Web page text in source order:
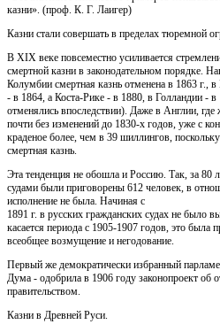
казни». (проф. К. Г. Лаигер)
Казни стали совершать в пределах тюремной
В XIX веке повсеместно усиливается
смертной казни в законодательном порядке.
Колумбии смертная казнь отменена в 1863 г.,
- в 1864, а Коста-Рике - в 1880, в Голландии - в
отменялись впоследствии). Даже в Англии,
почти без изменений до 1830-х годов, уже с
краденое более, чем в 39 шиллингов,
смертная казнь.
Эта тенденция не обошла и Россию. Так, за 80
судами были приговорены 612 человек, в
исполнение не была. Начиная с
1891 г. в русских гражданских судах не было
касается периода с 1905-1907 годов, это
всеобщее возмущение и негодование.
Первый же демократически избранный
Дума - одобрила в 1906 году законопроект об
правительством.
Казни в Древней Руси.